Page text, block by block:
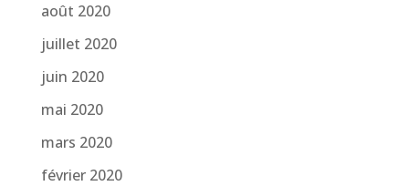
août 2020
juillet 2020
juin 2020
mai 2020
mars 2020
février 2020